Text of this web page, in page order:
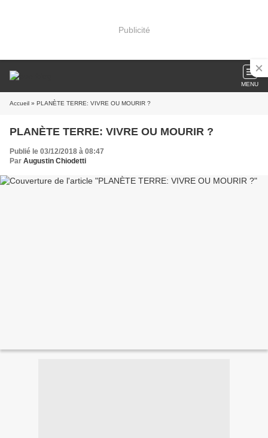
Publicité
MENU
Accueil » PLANÈTE TERRE: VIVRE OU MOURIR ?
PLANÈTE TERRE: VIVRE OU MOURIR ?
Publié le 03/12/2018 à 08:47
Par Augustin Chiodetti